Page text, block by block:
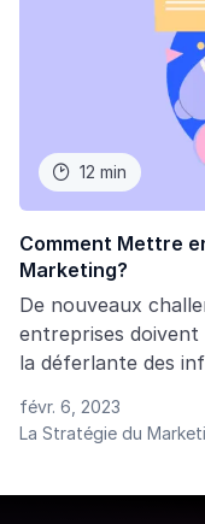
 12 min
Comment Mettre
Marketing?
De nouveaux
entreprises
la déferlante des
plus grand
relever le défi, il
févr. 6, 2023
La Stratégie du